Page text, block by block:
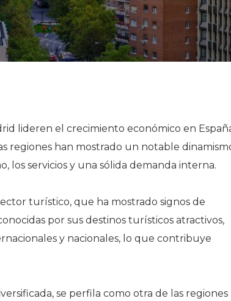
lideren el crecimiento económico en
regiones han mostrado un notable
los servicios y una sólida demanda interna.
turístico, que ha mostrado signos de
por sus destinos turísticos atractivos,
y nacionales, lo que contribuye
se perfila como otra de las regiones
ACTUALIDAD
en Cartagena y